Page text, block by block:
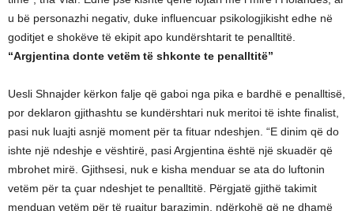
u bë personazhi negativ, duke influencuar psikologjikisht edhe në
goditjet e shokëve të ekipit apo kundërshtarit te penalltitë.
“Argjentina donte vetëm të shkonte te penalltitë”
Uesli Shnajder kërkon falje që gaboi nga pika e bardhë e penalltisë,
por deklaron gjithashtu se kundërshtari nuk meritoi të ishte finalist,
pasi nuk luajti asnjë moment për ta fituar ndeshjen. “E dinim që do
ishte një ndeshje e vështirë, pasi Argjentina është një skuadër që
mbrohet mirë. Gjithsesi, nuk e kisha menduar se ata do luftonin
vetëm për ta çuar ndeshjet te penalltitë. Përgjatë gjithë takimit
menduan vetëm për të ruajtur barazimin, ndërkohë që ne dhamë